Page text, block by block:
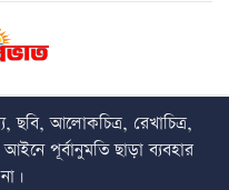
ছবি, আলোকচিত্র, রেখাচিত্র,
পূর্বানুমতি ছাড়া ব্যবহার